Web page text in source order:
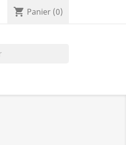
shopping_cart Panier (0)